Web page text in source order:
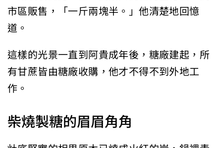
市區販售，「一斤兩塊半。」他清楚地回憶
道。
這樣的光景一直到阿貴成年後，糖廠建起，所
有甘蔗皆由糖廠收購，他才不得不到外地工
作。
柴燒製糖的眉眉角角